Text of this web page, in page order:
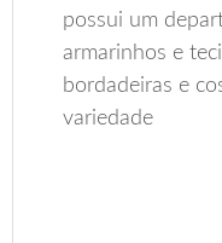
possui um
armarinhos e
bordadeiras e
variedade